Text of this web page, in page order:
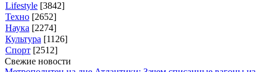
Lifestyle [3842]
Техно [2652]
Наука [2274]
Культура [1126]
Спорт [2512]
Свежие новости